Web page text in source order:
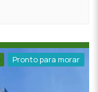
Pronto para morar